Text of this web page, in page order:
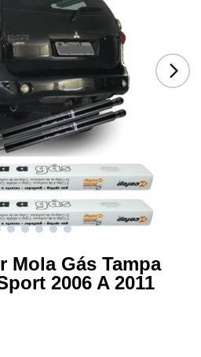
Mola Gás Tampa
2006 A 2011